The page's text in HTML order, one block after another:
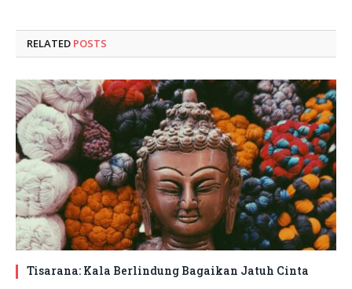
RELATED POSTS
Tisarana: Kala Berlindung Bagaikan Jatuh Cinta